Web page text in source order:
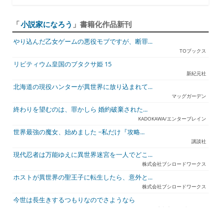
「小説家になろう 」書籍化作品新刊
やり込んだ乙女ゲームの悪役モブですが、断罪...
TOブックス
リビティウム皇国のブタクサ姫 15
新紀元社
北海道の現役ハンターが異世界に放り込まれて...
マッグガーデン
終わりを望むのは、罪かしら 婚約破棄された...
KADOKAWA/エンターブレイン
世界最強の魔女、始めました ~私だけ『攻略...
講談社
現代忍者は万能ゆえに異世界迷宮を一人でどこ...
株式会社ブシロードワークス
ホストが異世界の聖王子に転生したら、意外と...
株式会社ブシロードワークス
今世は長生きするつもりなのでさようなら
宇都宮ケーブルテレビ